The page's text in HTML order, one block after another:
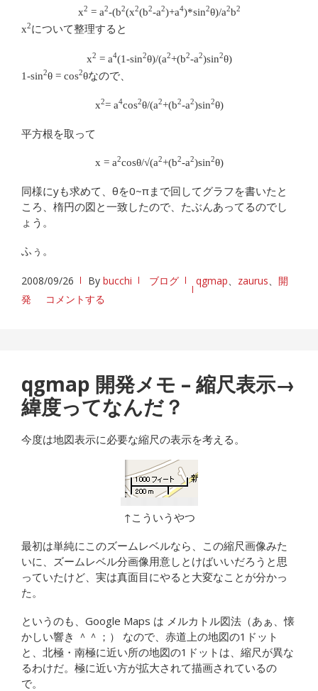
x2 = a2-(b2(x2(b2-a2)+a4)*sin2θ)/a2b2
x2について整理すると
x2 = a4(1-sin2θ)/(a2+(b2-a2)sin2θ)
1-sin2θ = cos2θなので、
x2= a4cos2θ/(a2+(b2-a2)sin2θ)
平方根を取って
x = a2cosθ/√(a2+(b2-a2)sin2θ)
同様にyも求めて、θを0~πまで回してグラフを書いたと
ころ、楕円の図と一致したので、たぶんあってるのでし
ょう。
ふぅ。
2008/09/26 By bucchi ブログ qgmap zaurus
開
発
コメントする
qgmap 開発メモ – 縮尺表示→
緯度ってなんだ？
今度は地図表示に必要な縮尺の表示を考える。
↑こういうやつ
最初は単純にこのズームレベルなら、この縮尺画像みた
いに、ズームレベル分画像用意しとけばいいだろうと思
っていたけど、実は真面目にやると大変なことが分かっ
た。
というのも、Google Maps は メルカトル図法（あぁ、懐
かしい響き ＾＾；） なので、赤道上の地図の1ドット
と、北極・南極に近い所の地図の1ドットは、縮尺が異な
るわけだ。極に近い方が拡大されて描画されているの
で。